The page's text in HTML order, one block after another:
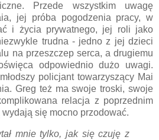
Przede wszystkim uwagę
jej próba pogodzenia pracy, w
i życia prywatnego, jej roli jako
trudna - jedno z jej dzieci
na przeszczep serca, a drugiemu
odpowiednio dużo uwagi.
policjant towarzyszący Mai
Greg też ma swoje troski, swoje
relacja z poprzednim
wydają się mocno przodować.
mnie tylko, jak się czuję z